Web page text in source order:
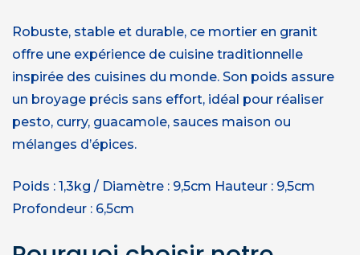
Robuste, stable et durable, ce mortier en granit
offre une expérience de cuisine traditionnelle
inspirée des cuisines du monde. Son poids assure
un broyage précis sans effort, idéal pour réaliser
pesto, curry, guacamole, sauces maison ou
mélanges d’épices.
Poids : 1,3kg / Diamètre : 9,5cm Hauteur : 9,5cm
Profondeur : 6,5cm